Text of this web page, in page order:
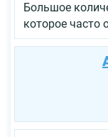
Большое
которое часто